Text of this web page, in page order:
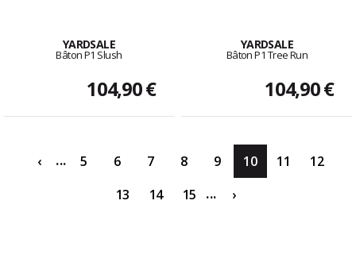
YARDSALE
Bâton P1 Slush
104,90 €
YARDSALE
Bâton P1 Tree Run
104,90 €
‹ ... 5 6 7 8 9 10 11
12
13
14 15 ... ›